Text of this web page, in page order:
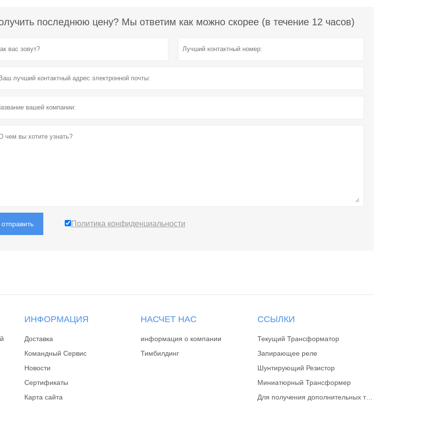
последнюю цену? Мы ответим как можно скорее (в течение 12 часов)
отправить Политика конфиденциальности
ИНФОРМАЦИЯ
Доставка
Командный Сервис
Новости
Сертификаты
Карта сайта
НАСЧЕТ НАС
информация о компании
Тимбилдинг
ССЫЛКИ
Текущий Трансформатор
Запирающее реле
Шунтирующий Резистор
Миниатюрный Трансформер
Для получения дополнительных типов шунтирующих резисторов, пожалуйста, перейдите на веб-сайт